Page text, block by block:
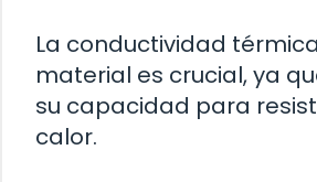
La conductividad
material es crucial, ya
su capacidad para
calor.